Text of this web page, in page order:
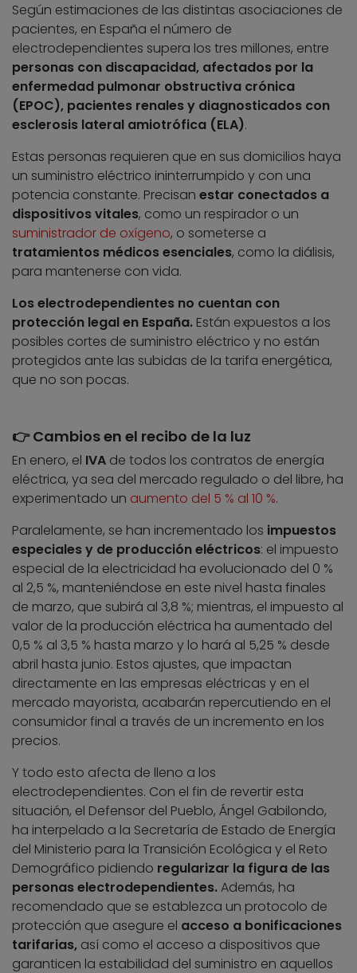
Según estimaciones de las distintas asociaciones de
pacientes, en España el número de
electrodependientes supera los tres millones, entre
personas con discapacidad, afectados por la
enfermedad pulmonar obstructiva crónica
(EPOC), pacientes renales y diagnosticados con
esclerosis lateral amiotrófica (ELA).
Estas personas requieren que en sus domicilios haya
un suministro eléctrico ininterrumpido y con una
potencia constante. Precisan estar conectados a
dispositivos vitales, como un respirador o un
suministrador de oxígeno, o someterse a
tratamientos médicos esenciales, como la diálisis,
para mantenerse con vida.
Los electrodependientes no cuentan con
protección legal en España. Están expuestos a los
posibles cortes de suministro eléctrico y no están
protegidos ante las subidas de la tarifa energética,
que no son pocas.
👉 Cambios en el recibo de la luz
En enero, el IVA de todos los contratos de energía
eléctrica, ya sea del mercado regulado o del libre, ha
experimentado un aumento del 5 % al 10 %.
Paralelamente, se han incrementado los impuestos
especiales y de producción eléctricos: el impuesto
especial de la electricidad ha evolucionado del 0 %
al 2,5 %, manteniéndose en este nivel hasta finales
de marzo, que subirá al 3,8 %; mientras, el impuesto al
valor de la producción eléctrica ha aumentado del
0,5 % al 3,5 % hasta marzo y lo hará al 5,25 % desde
abril hasta junio. Estos ajustes, que impactan
directamente en las empresas eléctricas y en el
mercado mayorista, acabarán repercutiendo en el
consumidor final a través de un incremento en los
precios.
Y todo esto afecta de lleno a los
electrodependientes. Con el fin de revertir esta
situación, el Defensor del Pueblo, Ángel Gabilondo,
ha interpelado a la Secretaría de Estado de Energía
del Ministerio para la Transición Ecológica y el Reto
Demográfico pidiendo regularizar la figura de las
personas electrodependientes.Además, ha
recomendado que se establezca un protocolo de
protección que asegure el acceso a bonificaciones
tarifarias, así como el acceso a dispositivos que
garanticen la estabilidad del suministro en aquellos